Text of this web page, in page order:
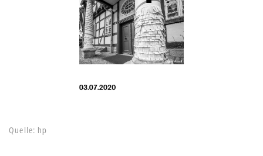
Quelle: hp